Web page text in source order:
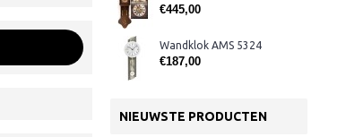
€445,00
Wandklok AMS 5324
€187,00
NIEUWSTE PRODUCTEN